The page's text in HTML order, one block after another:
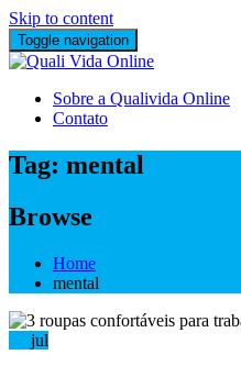
Skip to content
Toggle navigation
Sobre a Qualivida Online
Contato
Tag: mental
Browse
Home
mental
jul